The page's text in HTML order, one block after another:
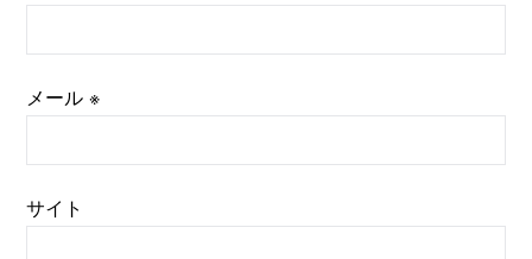
メール※
サイト